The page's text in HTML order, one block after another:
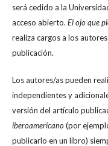
será cedido a la
acceso abierto. El ojo que
realiza cargos a los
publicación.
Los autores/as pueden
independientes y
versión del artículo
iberoamericano(por
publicarlo en un libro)